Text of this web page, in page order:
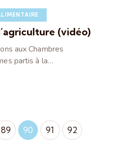
(vidéo)
aux Chambres
partis à la…
89 90 91 92